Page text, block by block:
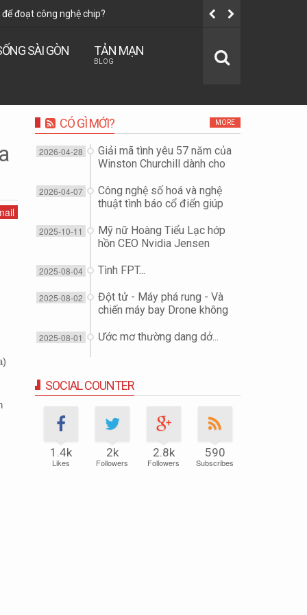
đoạt công nghệ chip?
SÀI GÒN TẢN MẠN
BLOG
CÓ GÌ MỚI? MORE
Giải mã tình yêu 57 năm của
Winston Churchill dành cho
2026-04-28
Công nghệ số hoá và nghệ
thuật tình báo cổ điển giúp
15E" như thế nào?
2026-04-07
Mỹ nữ Hoàng Tiểu Lạc hớp
hồn CEO Nvidia Jensen
chip?
2025-10-11
Tình FPT...
2025-08-04
Đột tử - Máy phá rung - Và
chiến máy bay Drone không
2025-08-02
Ước mơ thường dang dở...
2025-08-01
SOCIAL COUNTER
1.4k
Likes
2k
Followers
2.8k
Followers
590
Subscribes